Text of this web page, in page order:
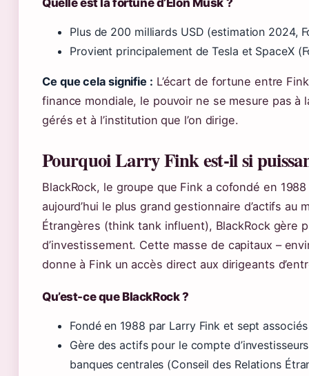
Quelle est la fortune d’Elon Musk ?
Plus de 200 milliards USD (estimation 2024,
Provient principalement de Tesla et SpaceX
Ce que cela signifie : L’écart de fortune entre
finance mondiale, le pouvoir ne se mesure pas à
gérés et à l’institution que l’on dirige.
Pourquoi Larry Fink est-il si
BlackRock, le groupe que Fink a cofondé en
aujourd’hui le plus grand gestionnaire d’actifs au
Étrangères (think tank influent), BlackRock gère
d’investissement. Cette masse de capitaux –
donne à Fink un accès direct aux dirigeants
Qu’est-ce que BlackRock ?
Fondé en 1988 par Larry Fink et sept
Gère des actifs pour le compte
banques centrales (Conseil des Relations